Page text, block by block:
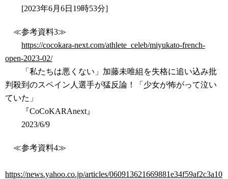
[2023年6月6日19時53分]
≪参考資料3≫
https://cocokara-next.com/athlete_celeb/miyukato-french-
open-2023-02/
「私たちは悪くない」加藤未唯組を失格に追い込み批
判殺到のスペイン人選手が猛反論！「少女が怖がって泣い
ていた」
『CoCoKARAnext』
2023/6/9
≪参考資料4≫
https://news.yahoo.co.jp/articles/060913621669881e34f59af2c3a10